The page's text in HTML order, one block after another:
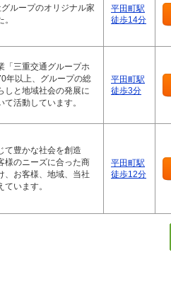
ループのオリジナル家
平田町駅
徒歩14分
「三重交通グループホ
年以上、グループの総
しと地域社会の発展に
活動しています。
平田町駅
徒歩3分
て豊かな社会を創造
様のニーズに合った商
、お客様、地域、当社
います。
平田町駅
徒歩12分